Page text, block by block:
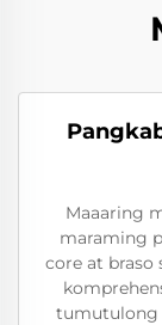
Maaaring
maraming
core at braso
tumutulong